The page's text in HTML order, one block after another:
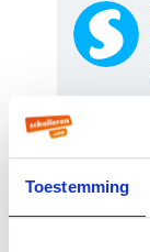
Toestemming